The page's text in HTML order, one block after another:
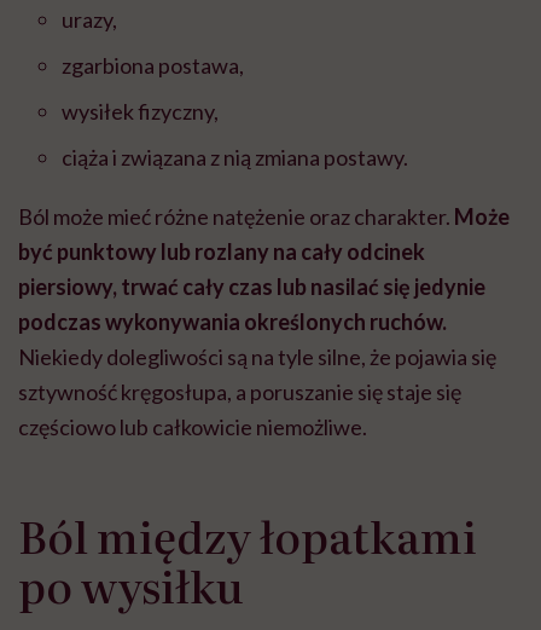
urazy,
zgarbiona postawa,
wysiłek fizyczny,
ciąża i związana z nią zmiana postawy.
Ból może mieć różne natężenie oraz charakter. Może
być punktowy lub rozlany na cały odcinek
piersiowy, trwać cały czas lub nasilać się jedynie
podczas wykonywania określonych ruchów.
Niekiedy dolegliwości są na tyle silne, że pojawia się
sztywność kręgosłupa, a poruszanie się staje się
częściowo lub całkowicie niemożliwe.
Ból między łopatkami
po wysiłku